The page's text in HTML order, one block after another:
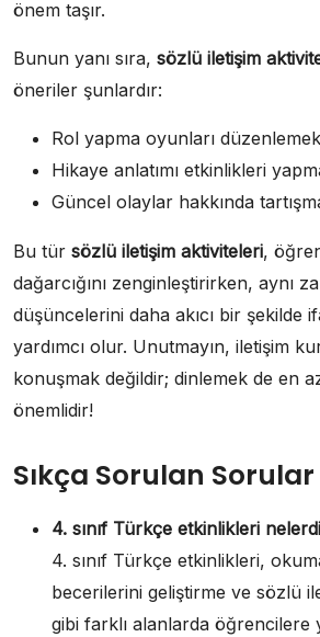
önem taşır.
Bunun yanı sıra, sözlü iletişim
öneriler şunlardır:
Rol yapma oyunları düzenlemek
Hikaye anlatımı etkinlikleri
Güncel olaylar hakkında
Bu tür sözlü iletişim aktiviteleri,
dağarcığını zenginleştirirken, aynı
düşüncelerini daha akıcı bir şekilde
yardımcı olur. Unutmayın, iletişim
konuşmak değildir; dinlemek de en
önemlidir!
Sıkça Sorulan Sorular
4. sınıf Türkçe etkinlikleri
4. sınıf Türkçe etkinlikleri,
becerilerini geliştirme ve sözlü
gibi farklı alanlarda öğrencilere